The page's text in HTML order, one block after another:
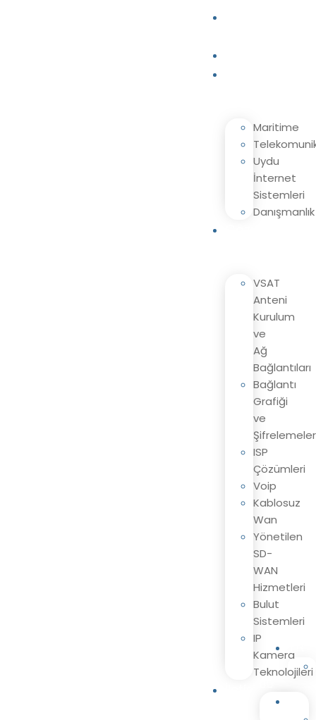
Maritime
Uydu
İnternet
Sistemleri
Danışmanlık
VSAT
Anteni
Kurulum
ve
Ağ
Bağlantıları
Bağlantı
Grafiği
ve
Şifrelemeler
ISP
Çözümleri
Voip
Kablosuz
Wan
Yönetilen
SD-
WAN
Hizmetleri
Bulut
Sistemleri
IP
Kamera
Teknolojileri